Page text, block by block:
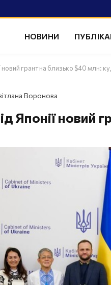
НОВИНИ
новий грант на близько $40 млн:
Воронова
Японії новий